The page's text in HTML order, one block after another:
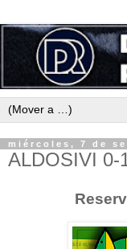
miércoles, 7 de
ALDOSIVI 0-